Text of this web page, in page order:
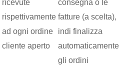
ricevute
rispettivamente
ad ogni ordine
cliente aperto
consegna o le
fatture (a scelta),
indi finalizza
automaticamente
gli ordini